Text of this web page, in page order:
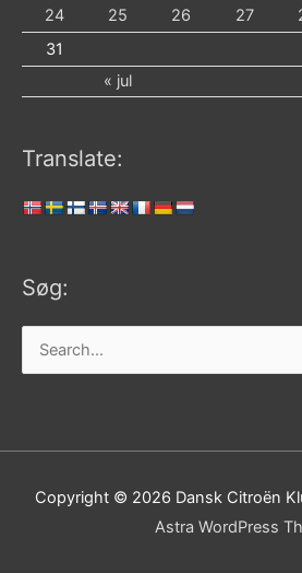
24
25 26 27
31
« jul
Translate:
Søg:
Søg
efter:
Copyright © 2026 Dansk Citroën
Astra WordPress